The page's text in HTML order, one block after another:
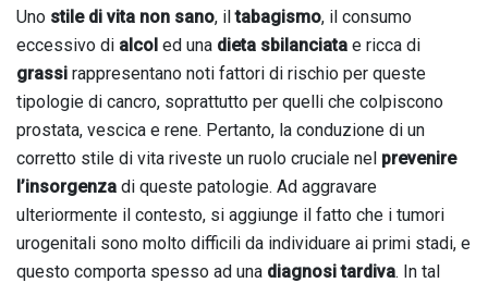
Uno stile di vita non sano, iltabagismo, il consumo
eccessivo di alcol ed una dieta sbilanciata e ricca di
grassi rappresentano noti fattori di rischio per queste
tipologie di cancro, soprattutto per quelli che colpiscono
prostata, vescica e rene. Pertanto, la conduzione di un
corretto stile di vita riveste un ruolo cruciale nel prevenire
l’insorgenza di queste patologie. Ad aggravare
ulteriormente il contesto, si aggiunge il fatto che i tumori
urogenitali sono molto difficili da individuare ai primi stadi, e
questo comporta spesso ad una diagnosi tardiva. In tal